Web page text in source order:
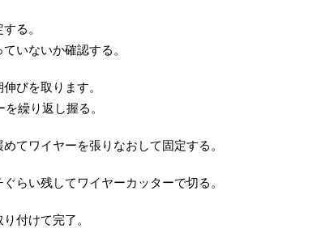
る。
いないか確認する。
びを取ります。
繰り返し握る。
てワイヤーを張りなおして固定する。
らい残してワイヤーカッターで切る。
付けて完了。